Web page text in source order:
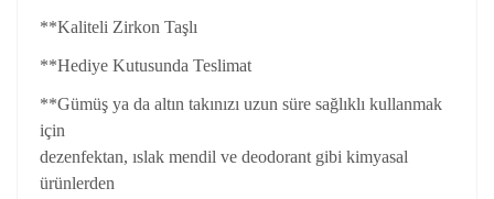
**Kaliteli Zirkon Taşlı
**Hediye Kutusunda Teslimat
**Gümüş ya da altın takınızı uzun süre sağlıklı kullanmak
için
dezenfektan, ıslak mendil ve deodorant gibi kimyasal
ürünlerden